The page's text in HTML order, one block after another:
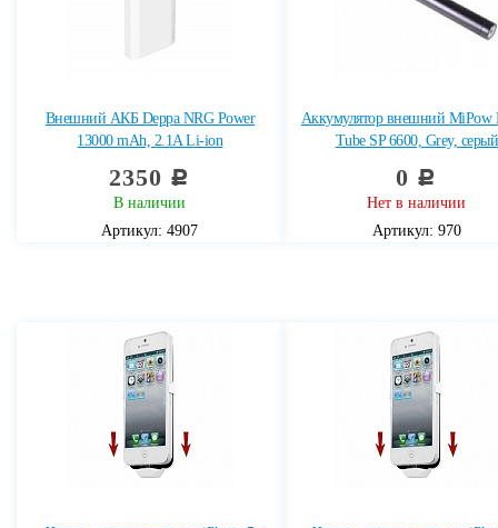
Внешний АКБ Deppa NRG Power
13000 mAh, 2.1A Li-ion
2350 c
В наличии
Артикул: 4907
Аккумулятор внешний MiPow
Tube SP 6600, Grey, серый
0 c
Нет в наличии
Артикул: 970